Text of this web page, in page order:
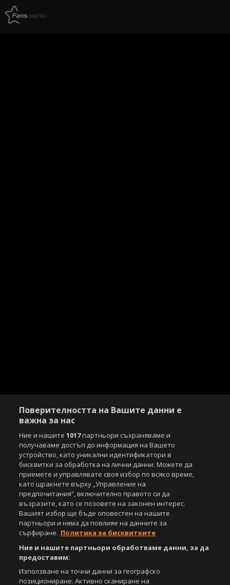
Поверителността на Вашите данни е
важна за нас
Ние и нашите1017партньори съхраняваме и
получаваме достъп до информация на Вашето
устройство, като уникални идентификатори в
бисквитки за обработка на лични данни. Можете да
приемете и управлявате своя избор по всяко време,
като щракнете върху „Управление на
предпочитания“, включително правото си да
възразите, като се позовете на законен интерес.
Вашият избор ще бъде оповестен на нашите
партньори и няма да повлияе на данните за
сърфиране. Политика за бисквитките
Ние и нашите партньори обработваме данни, за да
предоставим:
Използване на точни данни за географско
позициониране. Активно сканиране на